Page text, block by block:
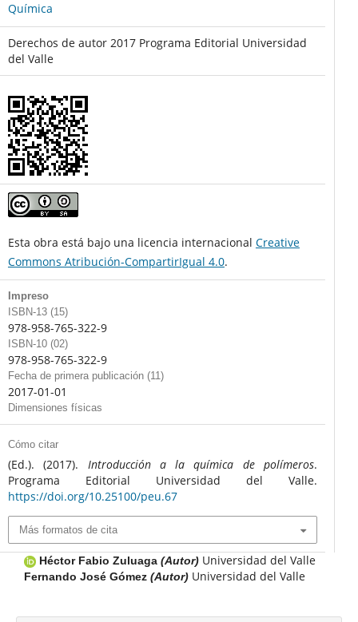
Química
Derechos de autor 2017 Programa Editorial Universidad
del Valle
Esta obra está bajo una licencia internacional Creative
Commons Atribución-CompartirIgual 4.0.
Impreso
ISBN-13 (15)
978-958-765-322-9
ISBN-10 (02)
978-958-765-322-9
Fecha de primera publicación (11)
2017-01-01
Dimensiones físicas
Cómo citar
(Ed.). (2017). Introducción a la química de polímeros.
Programa Editorial Universidad del Valle.
https://doi.org/10.25100/peu.67
Más formatos de cita
Héctor Fabio Zuluaga (Autor) Universidad del Valle
Fernando José Gómez (Autor) Universidad del Valle